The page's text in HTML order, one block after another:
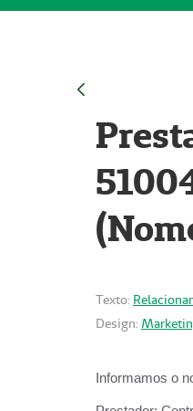
Texto:
Design:
Informamos o